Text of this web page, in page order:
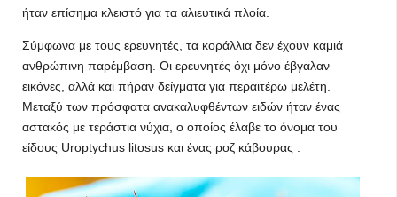
ήταν επίσημα κλειστό για τα αλιευτικά πλοία.
Σύμφωνα με τους ερευνητές, τα κοράλλια δεν έχουν καμιά
ανθρώπινη παρέμβαση. Οι ερευνητές όχι μόνο έβγαλαν
εικόνες, αλλά και πήραν δείγματα για περαιτέρω μελέτη.
Μεταξύ των πρόσφατα ανακαλυφθέντων ειδών ήταν ένας
αστακός με τεράστια νύχια, ο οποίος έλαβε το όνομα του
είδους Uroptychus litosus και ένας ροζ κάβουρας .